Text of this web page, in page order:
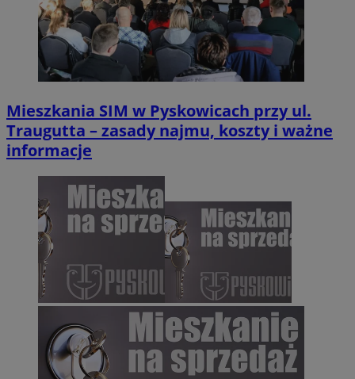
Mieszkania SIM w Pyskowicach przy ul.
Traugutta – zasady najmu, koszty i ważne
informacje